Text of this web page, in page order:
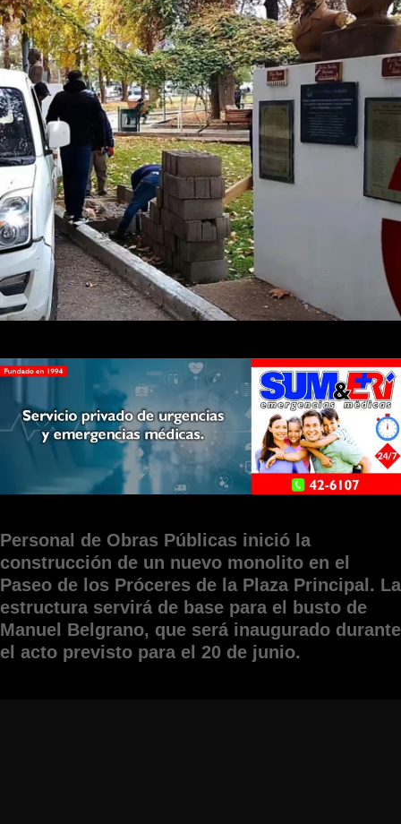
Personal de Obras Públicas inició la
construcción de un nuevo monolito en el
Paseo de los Próceres de la Plaza Principal. La
estructura servirá de base para el busto de
Manuel Belgrano, que será inaugurado durante
el acto previsto para el 20 de junio.